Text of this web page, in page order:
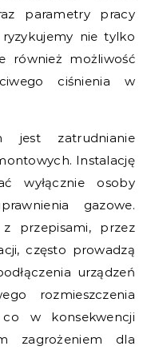
parametry pracy
nie tylko
również możliwość
ciśnienia w
jest zatrudnianie
Instalację
wyłącznie osoby
gazowe.
przepisami, przez
często prowadzą
urządzeń
rozmieszczenia
co w konsekwencji
zagrożeniem dla